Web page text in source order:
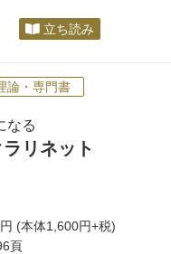
立ち読み
論・専門書
なる
リネット
(本体1,600円+税)
頁